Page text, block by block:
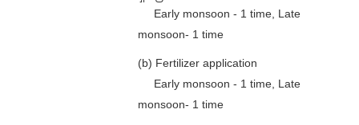
Early monsoon - 1 time, Late
monsoon- 1 time
(b) Fertilizer application
Early monsoon - 1 time, Late
monsoon- 1 time